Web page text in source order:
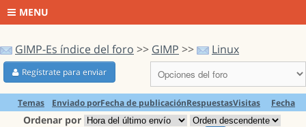
MENU
GIMP-Es índice del foro >> GIMP >> Linux
Regístrate para enviar
Temas Enviado porFecha de publicaciónRespuestasVisitas Fecha
Ordenar por